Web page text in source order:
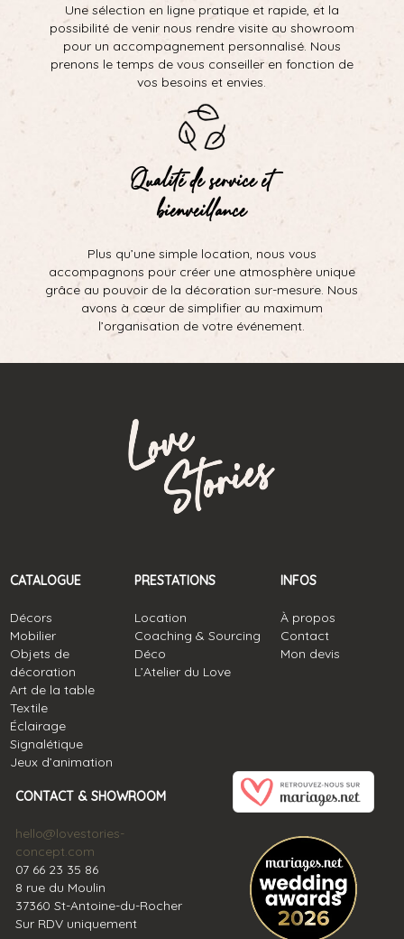
Une sélection en ligne pratique et rapide, et la
possibilité de venir nous rendre visite au showroom
pour un accompagnement personnalisé. Nous
prenons le temps de vous conseiller en fonction de
vos besoins et envies.
Qualité de service et
bienveillance
Plus qu’une simple location, nous vous
accompagnons pour créer une atmosphère unique
grâce au pouvoir de la décoration sur-mesure. Nous
avons à cœur de simplifier au maximum
l’organisation de votre événement.
CATALOGUE
Décors
Mobilier
Objets de
décoration
Art de la table
Textile
Éclairage
Signalétique
Jeux d’animation
PRESTATIONS
Location
Coaching & Sourcing
Déco
L’Atelier du Love
INFOS
À propos
Contact
Mon devis
CONTACT & SHOWROOM
hello@lovestories-
concept.com
07 66 23 35 86
8 rue du Moulin
37360 St-Antoine-du-Rocher
Sur RDV uniquement